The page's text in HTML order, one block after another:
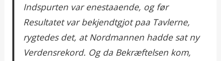
Indspurten var enestaaende, og før
Resultatet var bekjendtgjot paa Tavlerne,
rygtedes det, at Nordmannen hadde sat ny
Verdensrekord. Og da Bekræftelsen kom,